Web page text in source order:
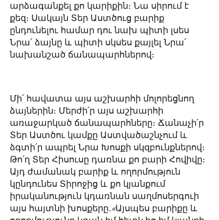
արձագանքել քո կարիքին։ Նա սիրում է
քեզ։ Սակայն Տեր Աստծուց բարիք
ընդունելու համար դու նախ պիտի լսես
Նրա՛ ձայնը և պիտի սկսես քայլել Նրա՛
նախանշած ճանապարհներով։
Մի՛ հավատա այս աշխարհի մոլորեցնող
ձայներին։ Մերժի՛ր այս աշխարհի
առաջարկած ճանապարհները։ Ճանաչի՛ր
Տեր Աստծու կամքը Աստվածաշնչում և
ձգտի՛ր ապրել Նրա Խոսքի սկզբունքներով։
Թո՛ղ Տեր Հիսուսը դառնա քո բարի Հովիվը։
Այդ ժամանակ բարիք և ողորմություն
կընդունես Տիրոջից և քո կյանքում
իրականություն կդառնան սաղմոսերգուի
այս հայտնի խոսքերը․«Այսպես բարիքը և